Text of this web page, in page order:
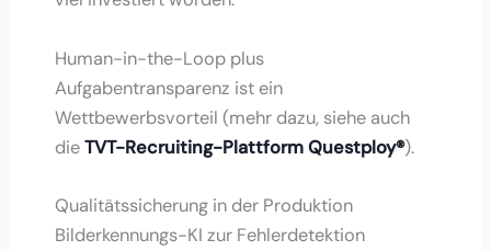
Human-in-the-Loop plus
Aufgabentransparenz ist ein
Wettbewerbsvorteil (mehr dazu, siehe auch
dieTVT-Recruiting-Plattform Questploy®).
Qualitätssicherung in der Produktion
Bilderkennungs-KI zur Fehlerdetektion